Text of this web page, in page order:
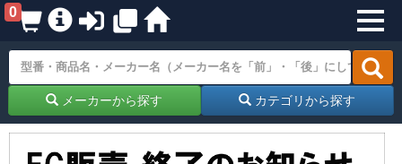
0
メーカーから探す カテゴリから探す